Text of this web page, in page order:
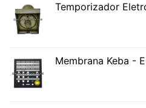
Temporizador
Membrana Keba -